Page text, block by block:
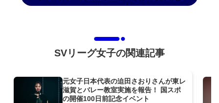
SVリーグ女子の関連記事
元女子日本代表の迫田さおりさんが東レ
滋賀とバレー教室実施を報告！ 国スポ
の開催100日前記念イベント